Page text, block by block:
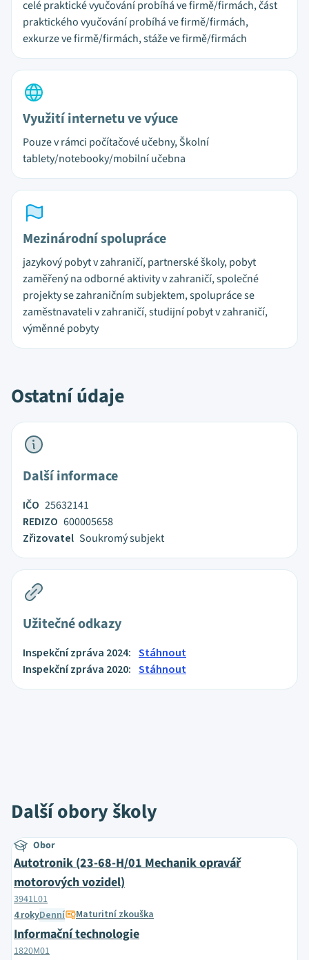
celé praktické vyučování probíhá ve firmě/firmách, část
praktického vyučování probíhá ve firmě/firmách,
exkurze ve firmě/firmách, stáže ve firmě/firmách
Využití internetu ve výuce
Pouze v rámci počítačové učebny, Školní
tablety/notebooky/mobilní učebna
Mezinárodní spolupráce
jazykový pobyt v zahraničí, partnerské školy, pobyt
zaměřený na odborné aktivity v zahraničí, společné
projekty se zahraničním subjektem, spolupráce se
zaměstnavateli v zahraničí, studijní pobyt v zahraničí,
výměnné pobyty
Ostatní údaje
Další informace
IČO 25632141
REDIZO 600005658
Zřizovatel Soukromý subjekt
Užitečné odkazy
Inspekční zpráva 2024: Stáhnout
Inspekční zpráva 2020: Stáhnout
Další obory školy
Obor
Autotronik (23-68-H/01 Mechanik opravář
motorových vozidel)
3941L01
4 rokyDenní Maturitní zkouška
Informační technologie
1820M01